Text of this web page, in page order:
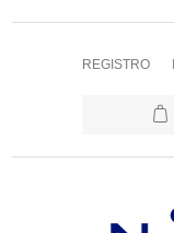
REGISTRO